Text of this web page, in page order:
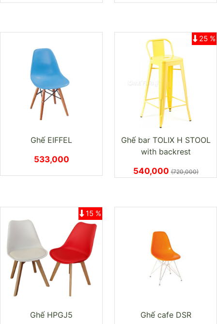
Ghế EIFFEL
533,000
Ghế bar TOLIX H STOOL
with backrest
25 %
540,000(720,000)
Ghế HPGJ5
15 %
Ghế cafe DSR